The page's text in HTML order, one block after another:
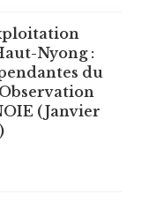
Nyong :
du
(Janvier